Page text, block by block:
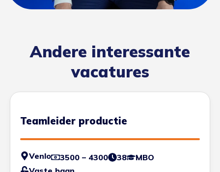
Andere interessante
vacatures
Teamleider productie
Venlo 3500 – 4300 38
MBO